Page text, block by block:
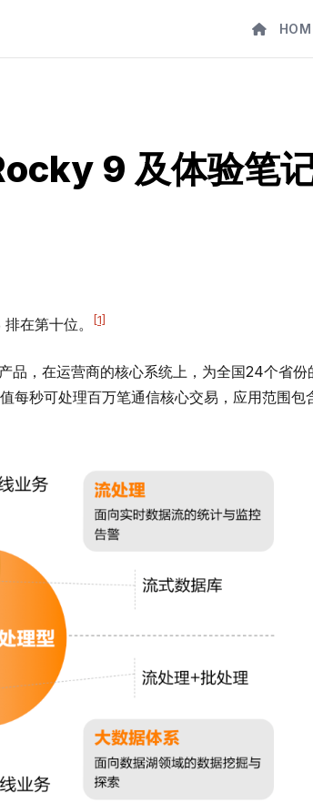
9 及体验笔
在第十位。 [1]
，在运营商的核心系统上，为全国24个省份
每秒可处理百万笔通信核心交易，应用范围包